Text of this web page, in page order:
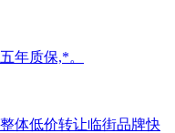
年质保,*。
体低价转让临街品牌快